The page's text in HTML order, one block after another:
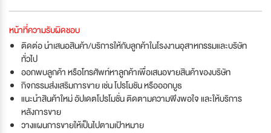
หน้าที่ความรับผิดชอบ
ติดต่อ นำเสนอสินค้า/บริการให้กับลูกค้าในโรงงานอุสาหกรรมและบริษัท
ทั่วไป
ออกพบลูกค้า หรือโทรศัพท์หาลูกค้าเพื่อเสนอขายสินค้าของบริษัท
กิจกรรมส่งเสริมการขาย เช่น โปรโมชัน หรือออกบูธ
แนะนำสินค้าใหม่ อัปเดตโปรโมชั่น ติดตามความพึงพอใจ และให้บริการ
หลังการขาย
วางแผนการขายให้เป็นไปตามเป้าหมาย